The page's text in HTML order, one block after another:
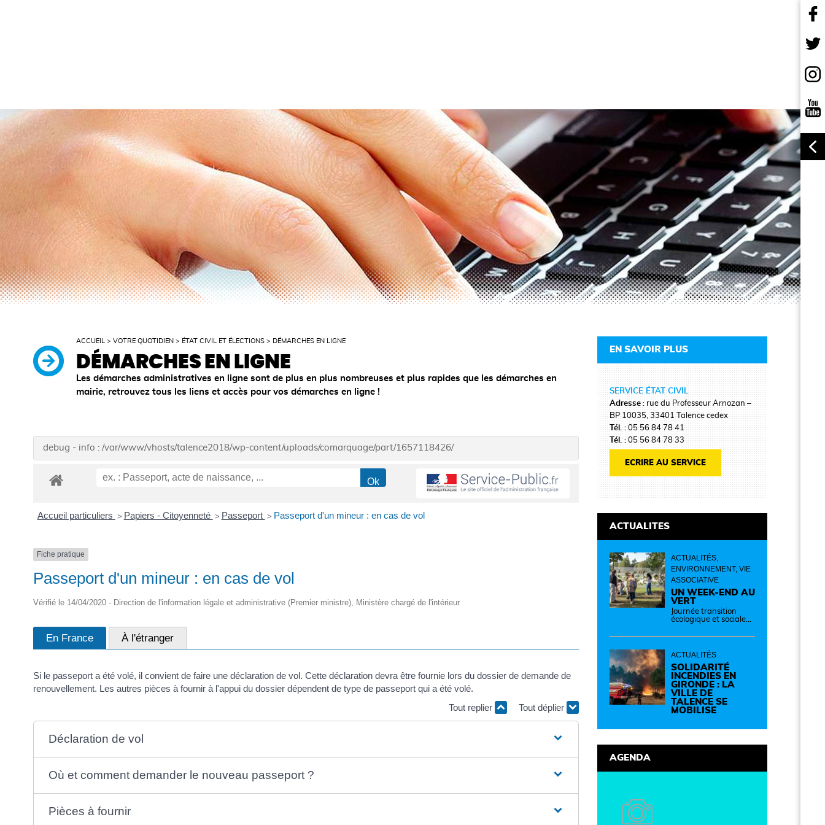
ACCUEIL >VOTRE QUOTIDIEN > ÉTAT CIVIL ET ÉLECTIONS > DÉMARCHES EN LIGNE
DÉMARCHES EN LIGNE
Les démarches administratives en ligne sont de plus en plus nombreuses et plus rapides que les démarches en
mairie, retrouvez tous les liens et accès pour vos démarches en ligne !
debug - info : /var/www/vhosts/talence2018/wp-content/uploads/comarquage/part/1657118426/
Accueil particuliers > Papiers - Citoyenneté > Passeport > Passeport d'un mineur : en cas de vol
Fiche pratique
Passeport d'un mineur : en cas de vol
Vérifié le 14/04/2020 - Direction de l'information légale et administrative (Premier ministre), Ministère chargé de l'intérieur
En France À l'étranger
Si le passeport a été volé, il convient de faire une déclaration de vol. Cette déclaration devra être fournie lors du dossier de demande de
renouvellement. Les autres pièces à fournir à l'appui du dossier dépendent de type de passeport qui a été volé.
Tout replier
Tout déplier
Déclaration de vol
Où et comment demander le nouveau passeport ?
Pièces à fournir
EN SAVOIR PLUS
SERVICE ÉTAT CIVIL
Adresse: rue du Professeur Arnozan –
BP 10035, 33401 Talence cedex
Tél. :05 56 84 78 41
Tél. :05 56 84 78 33
ECRIRE AU SERVICE
ACTUALITES
ACTUALITÉS,
ENVIRONNEMENT, VIE
ASSOCIATIVE
UN WEEK-END AU
VERT
Journée transition
écologique et sociale
de 14h à 19h Des
des rencontres pour
passer à l'action !
Cette journée réunit
de nombreux
partenaires autour
d'initiatives concrètes
pour un territoire plus
durable et solidaire.
ACTUALITÉS
SOLIDARITÉ
INCENDIES EN
GIRONDE : LA
VILLE DE
TALENCE SE
MOBILISE
AGENDA